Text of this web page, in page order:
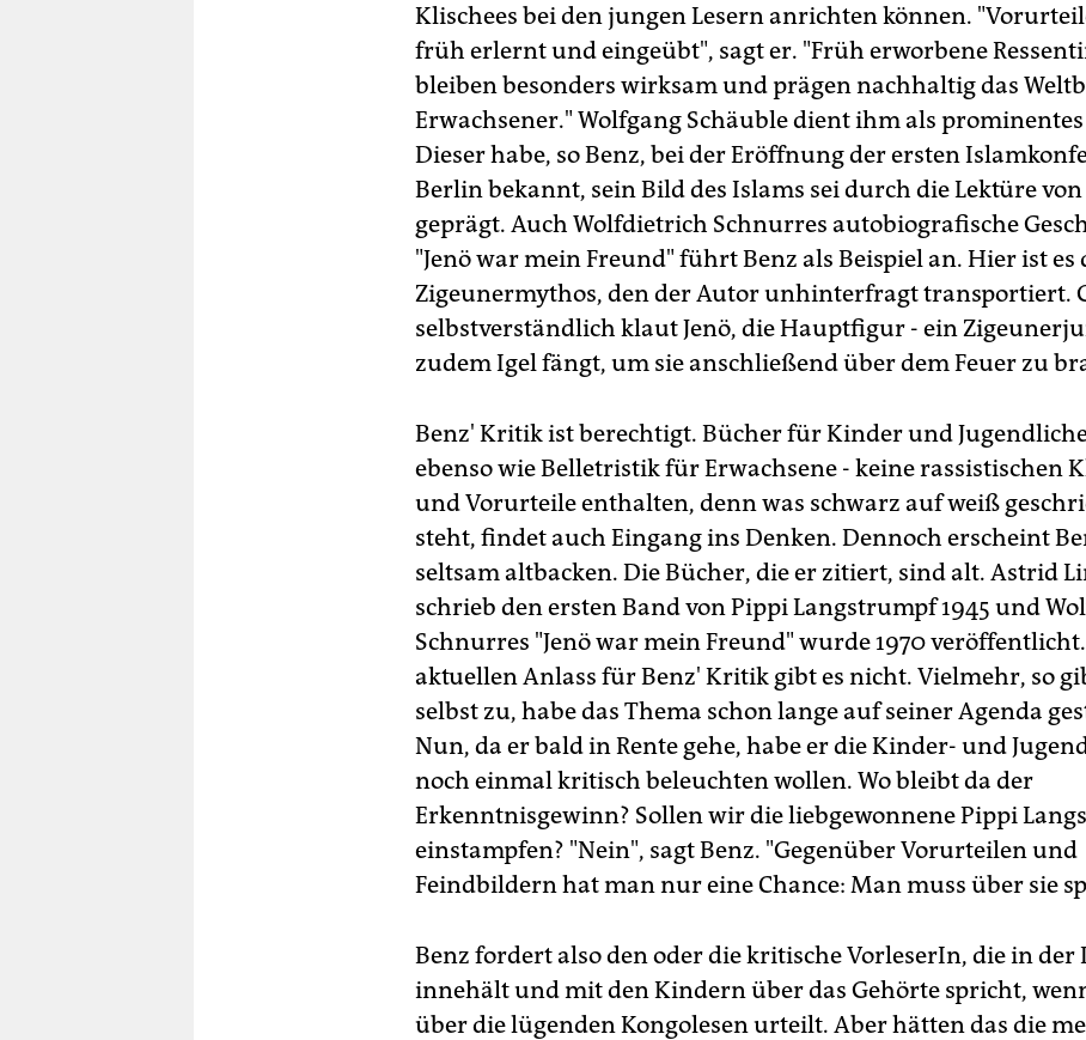
Klischees bei den jungen Lesern anrichten können.
früh erlernt und eingeübt", sagt er. "Früh erworbene
bleiben besonders wirksam und prägen nachhaltig das
Erwachsener." Wolfgang Schäuble dient ihm als prominentes
Dieser habe, so Benz, bei der Eröffnung der ersten
Berlin bekannt, sein Bild des Islams sei durch die Lektüre
geprägt. Auch Wolfdietrich Schnurres autobiografische
"Jenö war mein Freund" führt Benz als Beispiel an. Hier ist es
Zigeunermythos, den der Autor unhinterfragt transportiert.
selbstverständlich klaut Jenö, die Hauptfigur - ein
zudem Igel fängt, um sie anschließend über dem Feuer zu
Benz' Kritik ist berechtigt. Bücher für Kinder und
ebenso wie Belletristik für Erwachsene - keine rassistischen
und Vorurteile enthalten, denn was schwarz auf weiß
steht, findet auch Eingang ins Denken. Dennoch erscheint
seltsam altbacken. Die Bücher, die er zitiert, sind alt. Astrid
schrieb den ersten Band von Pippi Langstrumpf 1945 und
Schnurres "Jenö war mein Freund" wurde 1970
aktuellen Anlass für Benz' Kritik gibt es nicht. Vielmehr, so
selbst zu, habe das Thema schon lange auf seiner Agenda
Nun, da er bald in Rente gehe, habe er die Kinder- und
noch einmal kritisch beleuchten wollen. Wo bleibt da der
Erkenntnisgewinn? Sollen wir die liebgewonnene Pippi
einstampfen? "Nein", sagt Benz. "Gegenüber Vorurteilen und
Feindbildern hat man nur eine Chance: Man muss über sie
Benz fordert also den oder die kritische VorleserIn, die in der
innehält und mit den Kindern über das Gehörte spricht,
über die lügenden Kongolesen urteilt. Aber hätten das die